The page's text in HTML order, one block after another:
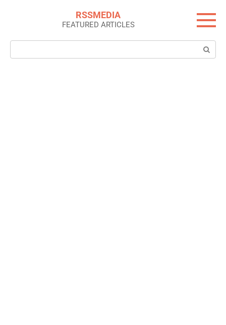
RSSMEDIA
FEATURED ARTICLES
Search: